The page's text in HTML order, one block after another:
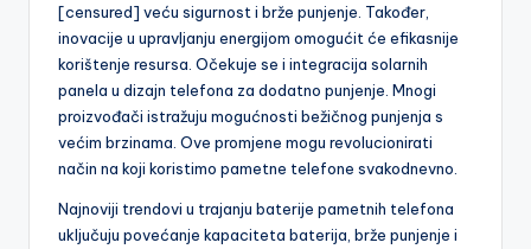
[censured] veću sigurnost i brže punjenje. Također,
inovacije u upravljanju energijom omogućit će efikasnije
korištenje resursa. Očekuje se i integracija solarnih
panela u dizajn telefona za dodatno punjenje. Mnogi
proizvođači istražuju mogućnosti bežičnog punjenja s
većim brzinama. Ove promjene mogu revolucionirati
način na koji koristimo pametne telefone svakodnevno.
Najnoviji trendovi u trajanju baterije pametnih telefona
uključuju povećanje kapaciteta baterija, brže punjenje i